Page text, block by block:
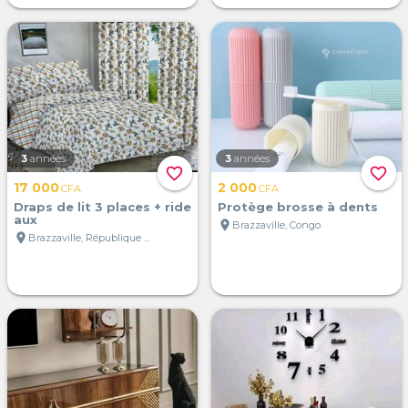
favorite_border
3 années
17 000CFA
Draps de lit 3 places + ride
aux
location_on
Brazzaville, République du Congo
favorite_border
3 années
2 000CFA
Protège brosse à dents
location_on Brazzaville, Congo